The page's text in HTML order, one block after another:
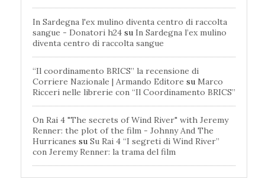
In Sardegna l'ex mulino diventa centro di raccolta
sangue - Donatori h24 su In Sardegna l’ex mulino
diventa centro di raccolta sangue
“Il coordinamento BRICS” la recensione di
Corriere Nazionale | Armando Editore su Marco
Ricceri nelle librerie con “Il Coordinamento BRICS”
On Rai 4 "The secrets of Wind River" with Jeremy
Renner: the plot of the film - Johnny And The
Hurricanes su Su Rai 4 “I segreti di Wind River”
con Jeremy Renner: la trama del film